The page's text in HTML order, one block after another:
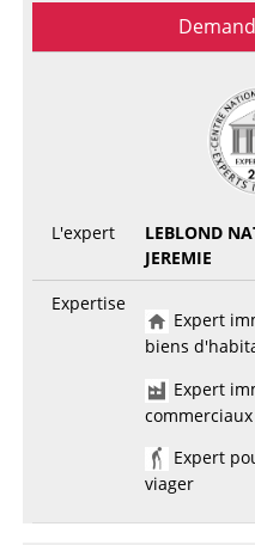
L'expert
LEBLOND
JEREMIE
Expertise
Expert
biens
Expert
Expert
viager